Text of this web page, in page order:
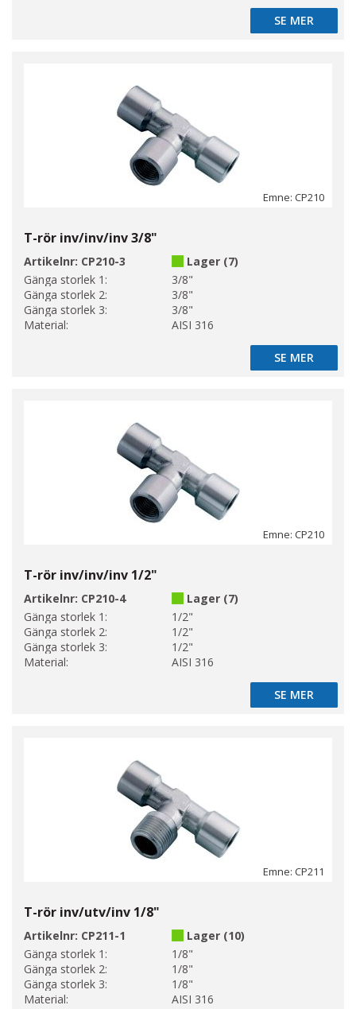
SE MER
SE MER
Emne: CP210
T-rör inv/inv/inv 3/8"
Artikelnr: CP210-3
Lager (7)
Gänga storlek 1:
3/8"
Gänga storlek 2:
3/8"
Gänga storlek 3:
3/8"
Material:
AISI 316
SE MER
SE MER
Emne: CP210
T-rör inv/inv/inv 1/2"
Artikelnr: CP210-4
Lager (7)
Gänga storlek 1:
1/2"
Gänga storlek 2:
1/2"
Gänga storlek 3:
1/2"
Material:
AISI 316
SE MER
SE MER
Emne: CP211
T-rör inv/utv/inv 1/8"
Artikelnr: CP211-1
Lager (10)
Gänga storlek 1:
1/8"
Gänga storlek 2:
1/8"
Gänga storlek 3:
1/8"
Material:
AISI 316